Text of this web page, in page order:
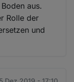
aus.
Rolle der
und